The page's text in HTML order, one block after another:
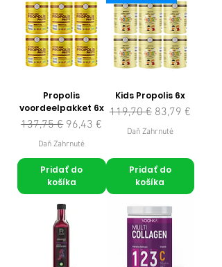
Propolis
voordeelpakket 6x
Normálna cena
137,75 € Zľavnená cena
96,43 €
Daň Zahrnuté
Pridať do
košíka
Kids Propolis 6x
Normálna cena
119,70 € Zľavnená cena
83,79 €
Daň Zahrnuté
Pridať do
košíka